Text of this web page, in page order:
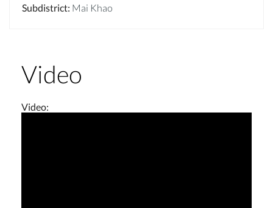
Subdistrict: Mai Khao
Video
Video: